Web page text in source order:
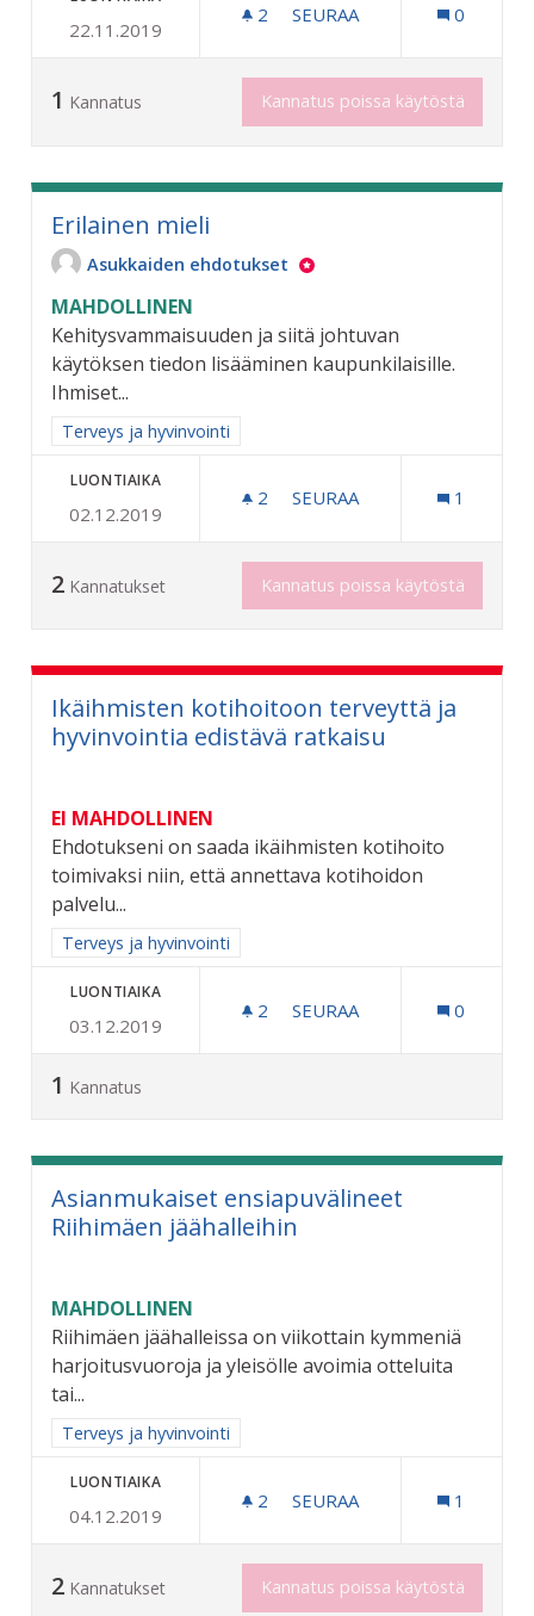
22.11.2019
2 2 SEURAAJAA
SEURAA 0
1 Kannatus Kannatus poissa käytöstä
Erilainen mieli
Asukkaiden ehdotukset
MAHDOLLINEN
Kehitysvammaisuuden ja siitä johtuvan
käytöksen tiedon lisääminen kaupunkilaisille.
Ihmiset...
Rajaa tulokset aihepiirin mukaan: Terveys ja hyvinvointi
Terveys ja hyvinvointi
LUONTIAIKA
02.12.2019
2 2 SEURAAJAA
SEURAA 1
2 Kannatukset Kannatus poissa käytöstä
Ikäihmisten kotihoitoon terveyttä ja
hyvinvointia edistävä ratkaisu
EI MAHDOLLINEN
Ehdotukseni on saada ikäihmisten kotihoito
toimivaksi niin, että annettava kotihoidon
palvelu...
Rajaa tulokset aihepiirin mukaan: Terveys ja hyvinvointi
Terveys ja hyvinvointi
LUONTIAIKA
03.12.2019
2 2 SEURAAJAA
SEURAA 0
1 Kannatus
Asianmukaiset ensiapuvälineet
Riihimäen jäähalleihin
MAHDOLLINEN
Riihimäen jäähalleissa on viikottain kymmeniä
harjoitusvuoroja ja yleisölle avoimia otteluita
tai...
Rajaa tulokset aihepiirin mukaan: Terveys ja hyvinvointi
Terveys ja hyvinvointi
LUONTIAIKA
04.12.2019
2 2 SEURAAJAA
SEURAA 1
2 Kannatukset Kannatus poissa käytöstä